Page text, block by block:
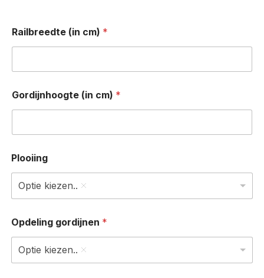
Railbreedte (in cm) *
Gordijnhoogte (in cm) *
Plooiing
Optie kiezen..
Opdeling gordijnen *
Optie kiezen..